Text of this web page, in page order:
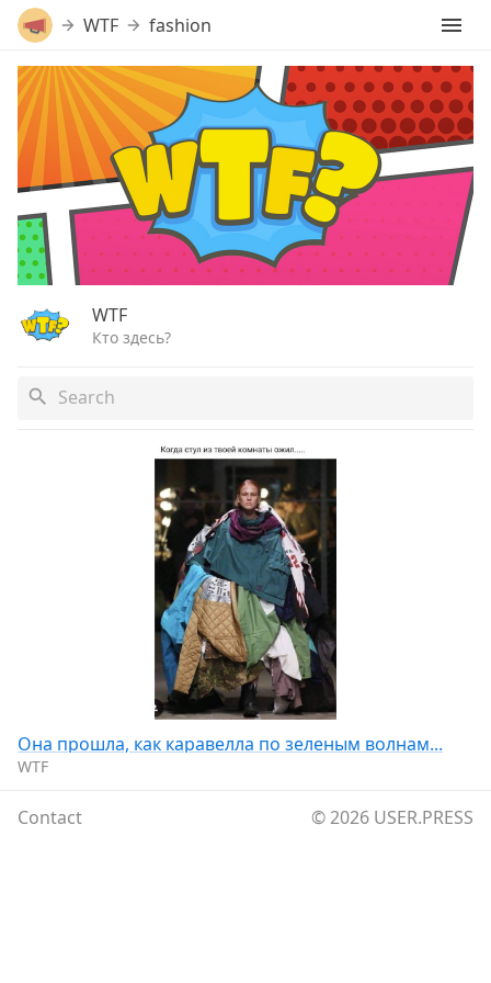
WTF fashion
WTF
Кто здесь?
Она прошла, как каравелла по зеленым волнам...
WTF
Contact © 2026 USER.PRESS